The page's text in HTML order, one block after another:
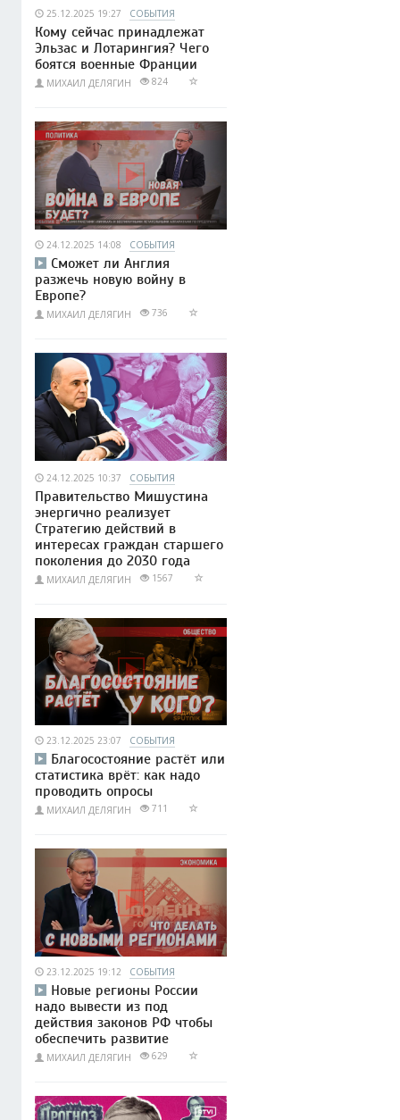
25.12.2025 19:27 СОБЫТИЯ
Кому сейчас принадлежат
Эльзас и Лотарингия? Чего
боятся военные Франции
МИХАИЛ ДЕЛЯГИН 824
24.12.2025 14:08 СОБЫТИЯ
Сможет ли Англия
разжечь новую войну в
Европе?
МИХАИЛ ДЕЛЯГИН 736
24.12.2025 10:37 СОБЫТИЯ
Правительство Мишустина
энергично реализует
Стратегию действий в
интересах граждан старшего
поколения до 2030 года
МИХАИЛ ДЕЛЯГИН 1567
23.12.2025 23:07 СОБЫТИЯ
Благосостояние растёт или
статистика врёт: как надо
проводить опросы
МИХАИЛ ДЕЛЯГИН 711
23.12.2025 19:12 СОБЫТИЯ
Новые регионы России
надо вывести из под
действия законов РФ чтобы
обеспечить развитие
МИХАИЛ ДЕЛЯГИН 629